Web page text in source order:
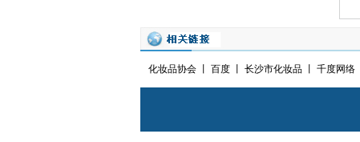
化妆品协会丨 百度丨 长沙市化妆品丨 千度网络